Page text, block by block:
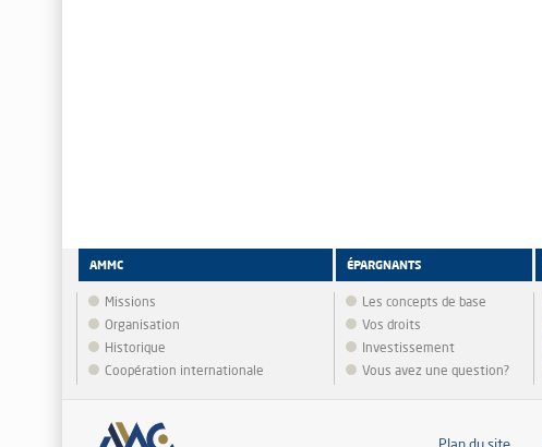
AMMC
Missions
Organisation
Historique
Coopération internationale
ÉPARGNANTS
Les concepts de base
Vos droits
Investissement
Vous avez une question?